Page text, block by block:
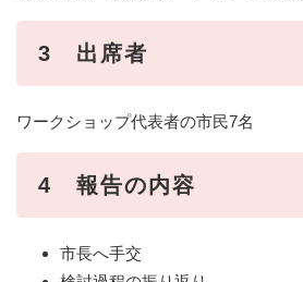
3 出席者
ワークショップ代表者の市民7名
4 報告の内容
市長へ手交